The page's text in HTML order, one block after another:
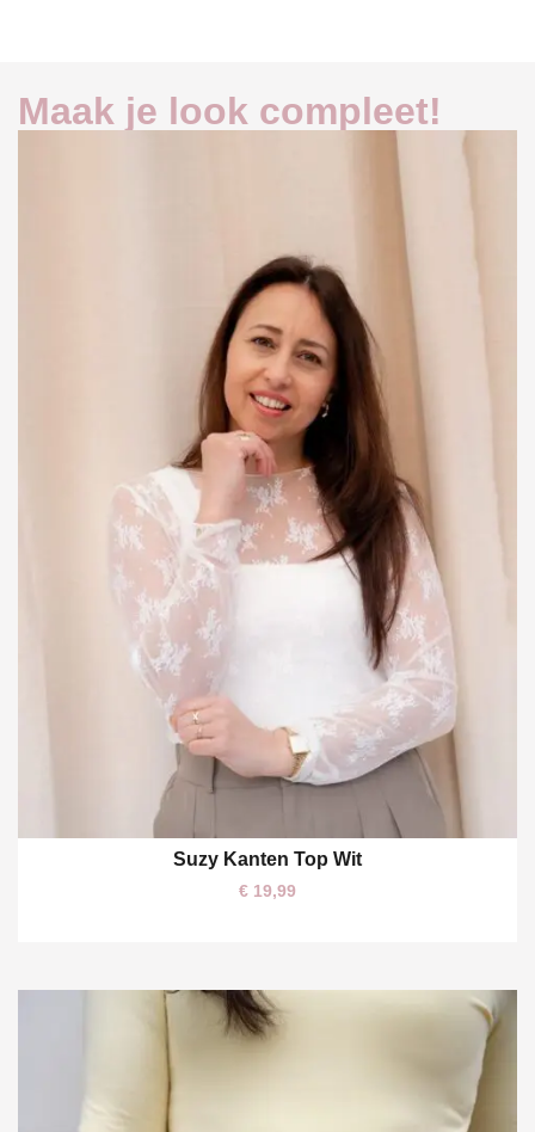
Maak je look compleet!
One size
Suzy Kanten Top Wit
€ 19,99